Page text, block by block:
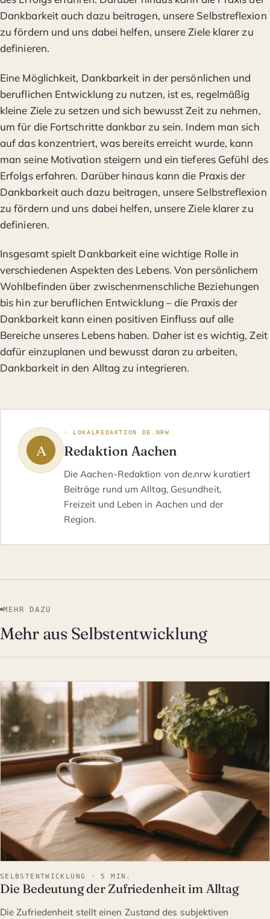
Dankbarkeit auch dazu beitragen, unsere Selbstreflexion
zu fördern und uns dabei helfen, unsere Ziele klarer zu
definieren.
Eine Möglichkeit, Dankbarkeit in der persönlichen und
beruflichen Entwicklung zu nutzen, ist es, regelmäßig
kleine Ziele zu setzen und sich bewusst Zeit zu nehmen,
um für die Fortschritte dankbar zu sein. Indem man sich
auf das konzentriert, was bereits erreicht wurde, kann
man seine Motivation steigern und ein tieferes Gefühl des
Erfolgs erfahren. Darüber hinaus kann die Praxis der
Dankbarkeit auch dazu beitragen, unsere Selbstreflexion
zu fördern und uns dabei helfen, unsere Ziele klarer zu
definieren.
Insgesamt spielt Dankbarkeit eine wichtige Rolle in
verschiedenen Aspekten des Lebens. Von persönlichem
Wohlbefinden über zwischenmenschliche Beziehungen
bis hin zur beruflichen Entwicklung – die Praxis der
Dankbarkeit kann einen positiven Einfluss auf alle
Bereiche unseres Lebens haben. Daher ist es wichtig, Zeit
dafür einzuplanen und bewusst daran zu arbeiten,
Dankbarkeit in den Alltag zu integrieren.
◦ LOKALREDAKTION DE.NRW
Redaktion Aachen
Die Aachen-Redaktion von de.nrw kuratiert
Beiträge rund um Alltag, Gesundheit,
Freizeit und Leben in Aachen und der
Region.
MEHR DAZU
Mehr aus Selbstentwicklung
SELBSTENTWICKLUNG
SELBSTENTWICKLUNG · 5 MIN.
Die Bedeutung der Zufriedenheit im Alltag
Die Zufriedenheit stellt einen Zustand des subjektiven